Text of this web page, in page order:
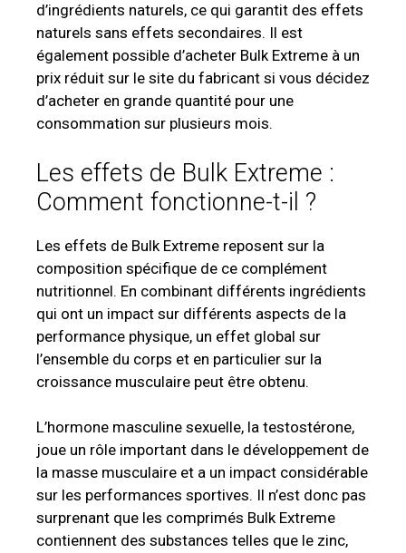
d’ingrédients naturels, ce qui garantit des effets
naturels sans effets secondaires. Il est
également possible d’acheter Bulk Extreme à un
prix réduit sur le site du fabricant si vous décidez
d’acheter en grande quantité pour une
consommation sur plusieurs mois.
Les effets de Bulk Extreme :
Comment fonctionne-t-il ?
Les effets de Bulk Extreme reposent sur la
composition spécifique de ce complément
nutritionnel. En combinant différents ingrédients
qui ont un impact sur différents aspects de la
performance physique, un effet global sur
l’ensemble du corps et en particulier sur la
croissance musculaire peut être obtenu.
L’hormone masculine sexuelle, la testostérone,
joue un rôle important dans le développement de
la masse musculaire et a un impact considérable
sur les performances sportives. Il n’est donc pas
surprenant que les comprimés Bulk Extreme
contiennent des substances telles que le zinc,